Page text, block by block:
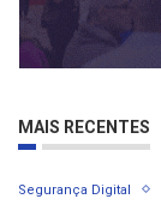
MAIS RECENTES
Segurança Digital